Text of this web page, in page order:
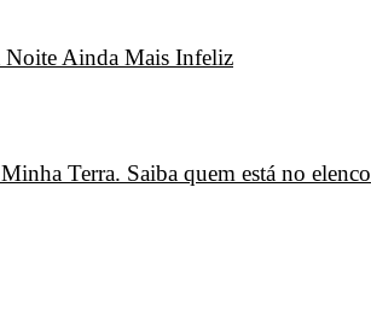
Noite Ainda Mais Infeliz
Terra. Saiba quem está no elenco